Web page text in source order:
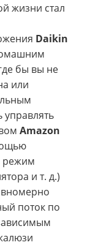
жизни стал
Daikin
бы вы не
или
Amazon
режим
и т. д.)
поток по